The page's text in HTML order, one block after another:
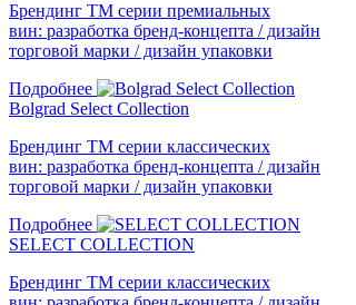
Брендинг ТМ серии премиальных
вин: разработка бренд-концепта / дизайн
торговой марки / дизайн упаковки
Подробнее
Bolgrad Select Collection
Брендинг ТМ серии классических
вин: разработка бренд-концепта / дизайн
торговой марки / дизайн упаковки
Подробнее
SELECT COLLECTION
Брендинг ТМ серии классических